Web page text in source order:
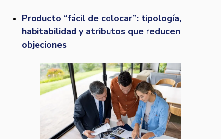
Producto “fácil de colocar”: tipología,
habitabilidad y atributos que reducen
objeciones